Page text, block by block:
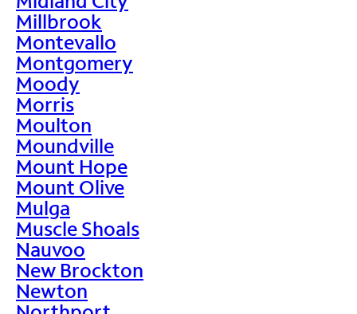
Millbrook
Montevallo
Montgomery
Moody
Morris
Moulton
Moundville
Mount Hope
Mount Olive
Mulga
Muscle Shoals
Nauvoo
New Brockton
Newton